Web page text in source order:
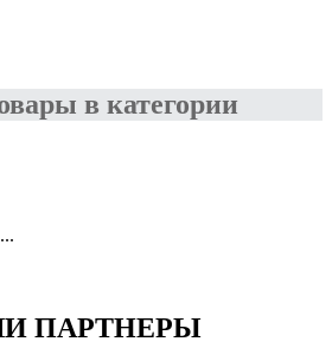
в категории
ПАРТНЕРЫ